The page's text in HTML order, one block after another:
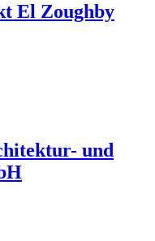
El Zoughby
und